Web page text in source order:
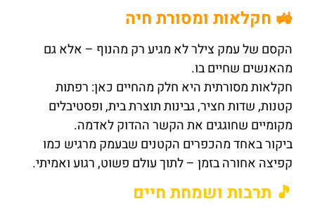
🚜 חקלאות ומסורת חיה
הקסם של עמק צילר לא מגיע רק מהנוף – אלא גם
מהאנשים שחיים בו.
חקלאות מסורתית היא חלק מהחיים כאן: רפתות
קטנות, שדות חציר, גבינות תוצרת בית, ופסטיבלים
מקומיים שחוגגים את הקשר ההדוק לאדמה.
ביקור באחד מהכפרים הקטנים שבעמק מרגיש כמו
קפיצה אחורה בזמן – לתוך עולם פשוט, רגוע ואמיתי.
🎵 תרבות ושמחת חיים